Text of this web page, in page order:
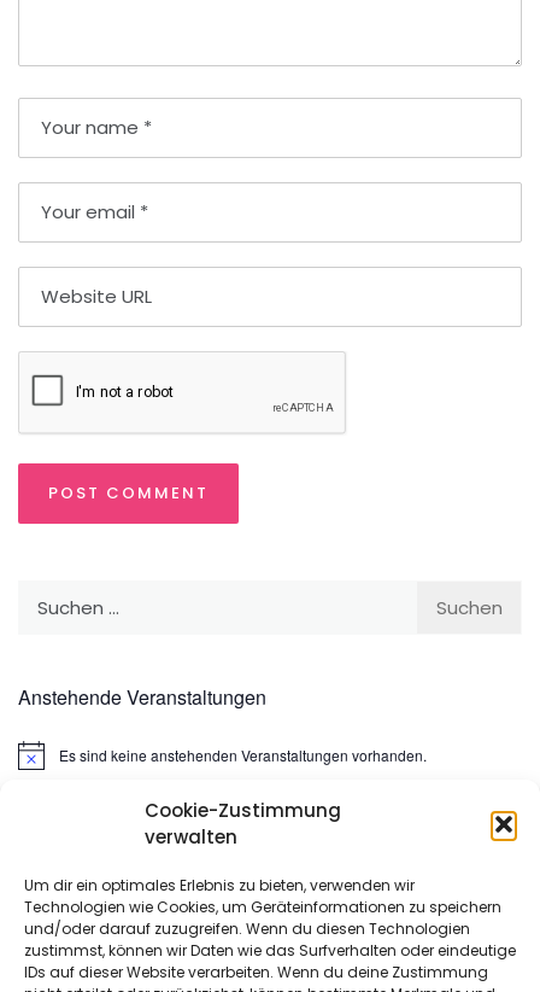
Cookie-Zustimmung
verwalten
Um dir ein optimales Erlebnis zu bieten, verwenden wir
Technologien wie Cookies, um Geräteinformationen zu speichern
und/oder darauf zuzugreifen. Wenn du diesen Technologien
zustimmst, können wir Daten wie das Surfverhalten oder eindeutige
IDs auf dieser Website verarbeiten. Wenn du deine Zustimmung
Anstehende Veranstaltungen
HinweisEs sind keine anstehenden Veranstaltungen vorhanden.
META
Anmelden